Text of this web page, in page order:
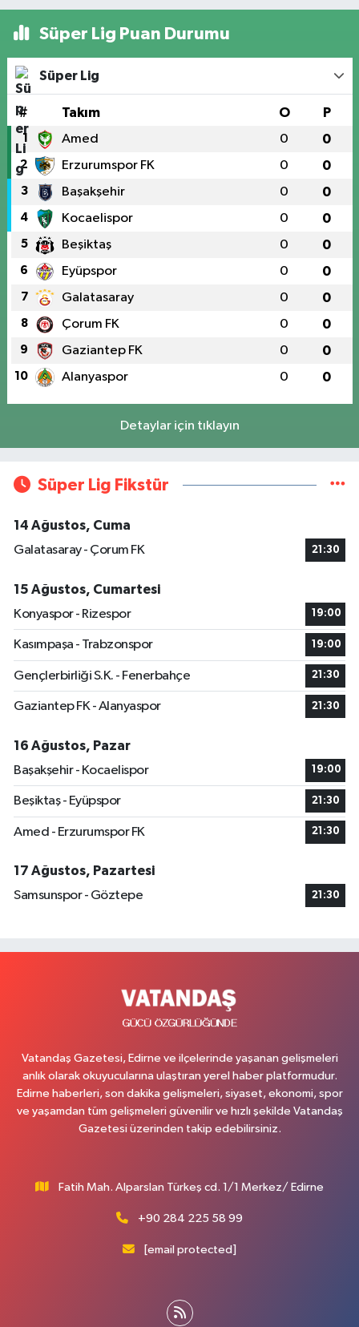
Süper Lig Puan Durumu
Süper Lig
# Takım O P
1 Amed 0 0
2 Erzurumspor FK 0 0
3 Başakşehir 0 0
4 Kocaelispor 0 0
5 Beşiktaş 0 0
6 Eyüpspor 0 0
7 Galatasaray 0 0
8 Çorum FK 0 0
9 Gaziantep FK 0 0
10 Alanyaspor 0 0
Detaylar için tıklayın
Süper Lig Fikstür
14 Ağustos, Cuma
Galatasaray - Çorum FK
21:30
15 Ağustos, Cumartesi
Konyaspor - Rizespor
19:00
Kasımpaşa - Trabzonspor 19:00
Gençlerbirliği S.K. - Fenerbahçe 21:30
Gaziantep FK - Alanyaspor 21:30
16 Ağustos, Pazar
Başakşehir - Kocaelispor
19:00
Beşiktaş - Eyüpspor 21:30
Amed - Erzurumspor FK 21:30
17 Ağustos, Pazartesi
Samsunspor - Göztepe
21:30
Vatandaş Gazetesi, Edirne ve ilçelerinde yaşanan gelişmeleri
anlık olarak okuyucularına ulaştıran yerel haber platformudur.
Edirne haberleri, son dakika gelişmeleri, siyaset, ekonomi, spor
ve yaşamdan tüm gelişmeleri güvenilir ve hızlı şekilde Vatandaş
Gazetesi üzerinden takip edebilirsiniz.
Fatih Mah. Alparslan Türkeş cd. 1/1 Merkez/ Edirne
+90 284 225 58 99
[email protected]